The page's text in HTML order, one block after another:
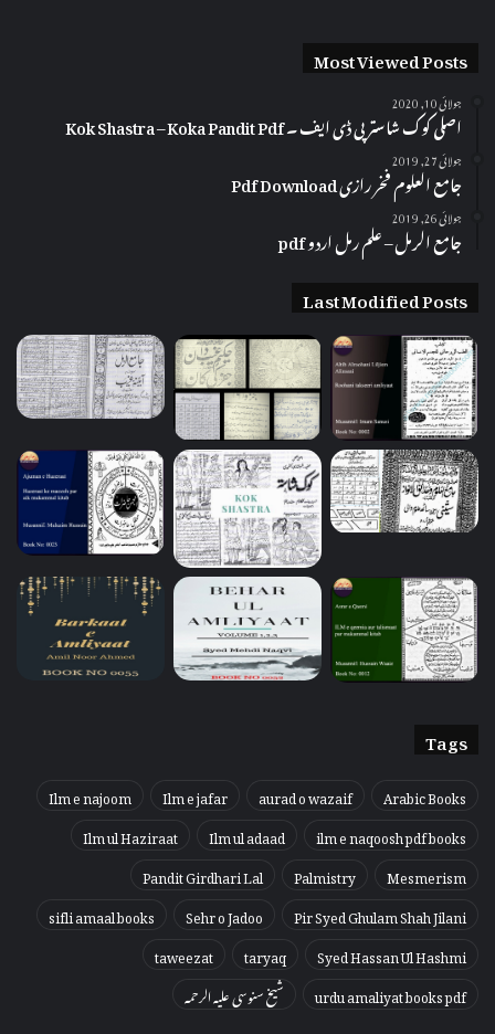
Most Viewed Posts
جولائی 10, 2020
اصلی کوک شاستر پی ڈی ایف ۔ Kok Shastra – Koka Pandit Pdf
جولائی 27, 2019
جامع العلوم فخر رازی Pdf Download
جولائی 26, 2019
جامع الرمل – علم رمل اردو pdf
Last Modified Posts
Tags
Arabic Books
aurad o wazaif
Ilm e jafar
Ilm e najoom
ilm e naqoosh pdf books
Ilm ul adaad
Ilm ul Haziraat
Mesmerism
Palmistry
Pandit Girdhari Lal
Pir Syed Ghulam Shah Jilani
Sehr o Jadoo
sifli amaal books
Syed Hassan Ul Hashmi
taryaq
taweezat
urdu amaliyat books pdf
شیخ سنوسی علیہ الرحمہ